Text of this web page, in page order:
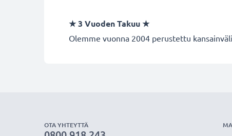
★ 3 Vuoden Takuu ★
Olemme vuonna 2004 perustettu
OTA YHTEYTTÄ